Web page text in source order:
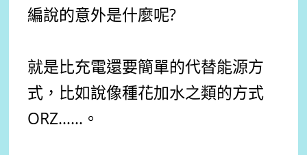
編說的意外是什麼呢?
就是比充電還要簡單的代替能源方
式，比如說像種花加水之類的方式
ORZ……。